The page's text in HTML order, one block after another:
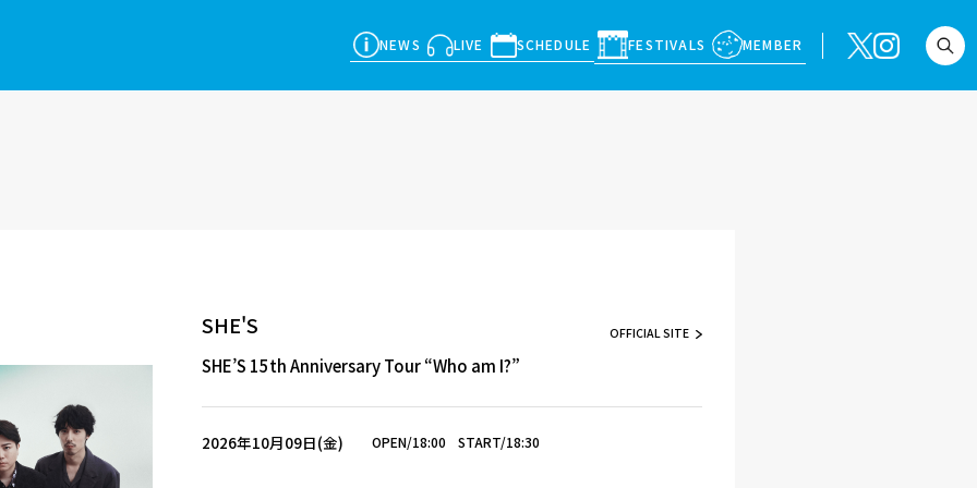
NEWS LIVE SCHEDULE FESTIVALS MEMBER
SHE'S OFFICIAL SITE
SHE’S 15th Anniversary Tour “Who am I?”
2026年10月09日(金) OPEN/18:00 START/18:30